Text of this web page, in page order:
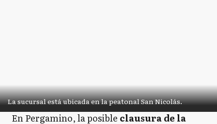
La sucursal está ubicada en la peatonal San Nicolás.
En Pergamino, la posible clausura de la